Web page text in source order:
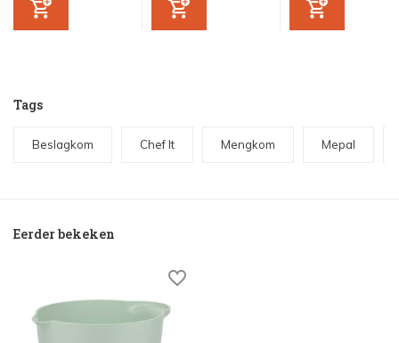
Tags
Beslagkom Chef It Mengkom Mepal
Eerder bekeken